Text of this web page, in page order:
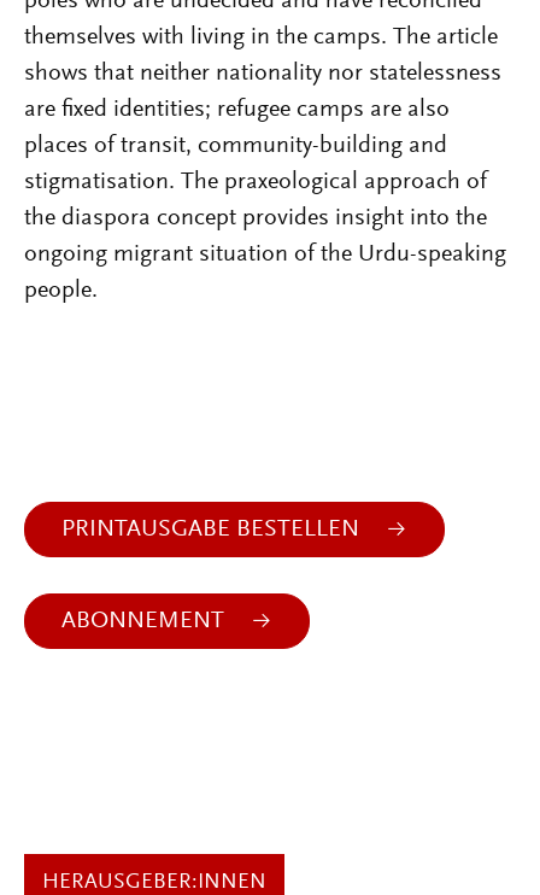
themselves with living in the camps. The article
shows that neither nationality nor statelessness
are fixed identities; refugee camps are also
places of transit, community-building and
stigmatisation. The praxeological approach of
the diaspora concept provides insight into the
ongoing migrant situation of the Urdu-speaking
people.
PRINTAUSGABE BESTELLEN
ABONNEMENT
HERAUSGEBER:INNEN